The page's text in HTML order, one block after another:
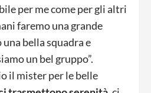
per me come per gli altri
faremo una grande
bella squadra e
un bel gruppo”.
il mister per le belle